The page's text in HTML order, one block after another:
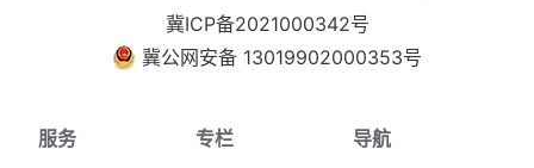
冀ICP备2021000342号
冀公网安备 13019902000353号
服务 专栏 导航